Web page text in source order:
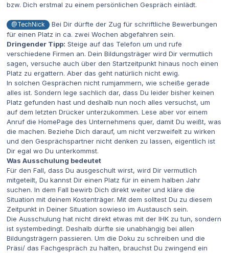
bzw. Dich erstmal zu einem persönlichen Gespräch einlädt.
@TechNick
Bei Dir dürfte der Zug für schriftliche Bewerbungen
für einen Platz in ca. zwei Wochen abgefahren sein.
Dringender Tipp: Steige auf das Telefon um und rufe
verschiedene Firmen an. Dein Bildungsträger wird Dir vermutlich
sagen, versuche auch über den Startzeitpunkt hinaus noch einen
Platz zu ergattern. Aber das geht natürlich nicht ewig.
In solchen Gesprächen nicht rumjammern, wie scheiße gerade
alles ist. Sondern lege sachlich dar, dass Du leider bisher keinen
Platz gefunden hast und deshalb nun noch alles versuchst, um
auf dem letzten Drücker unterzukommen. Lese aber vor einem
Anruf die HomePage des Unternehmens quer, damit Du weißt, was
die machen. Beziehe Dich darauf, um nicht verzweifelt zu wirken
und den Gesprächspartner nicht denken zu lassen, eigentlich ist
Dir egal wo Du unterkommst.
Was Ausschulung bedeutet
Für den Fall, dass Du ausgeschult wirst, wird Dir vermutlich
mitgeteilt, Du kannst Dir einen Platz für in einem halben Jahr
suchen. In dem Fall bewirb Dich direkt weiter und kläre die
Situation mit deinem Kostenträger. Mit dem solltest Du zu diesem
Zeitpunkt in Deiner Situation sowieso im Austausch sein.
Die Ausschulung hat nicht direkt etwas mit der IHK zu tun, sondern
ist systembedingt. Deshalb dürfte sie unabhängig bei allen
Bildungsträgern passieren. Um die Doku zu schreiben und die
Präsi/ das Fachgespräch zu halten, brauchst Du zwingend ein